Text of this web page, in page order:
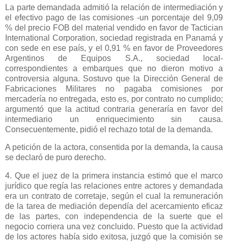
La parte demandada admitió la relación de intermediación y
el efectivo pago de las comisiones -un porcentaje del 9,09
% del precio FOB del material vendido en favor de Tactician
International Corporation, sociedad registrada en Panamá y
con sede en ese país, y el 0,91 % en favor de Proveedores
Argentinos de Equipos S.A., sociedad local-
correspondientes a embarques que no dieron motivo a
controversia alguna. Sostuvo que
la Dirección General
de
Fabricaciones Militares no pagaba comisiones por
mercadería no entregada, esto es, por contrato no cumplido;
argumentó que la actitud contraria generaría en favor del
intermediario un enriquecimiento sin causa.
Consecuentemente, pidió el rechazo total de la demanda.
A petición de la actora, consentida por la demanda, la causa
se declaró de puro derecho.
4. Que el juez de la primera instancia estimó que el marco
jurídico que regía las relaciones entre actores y demandada
era un contrato de corretaje, según el cual la remuneración
de la tarea de mediación dependía del acercamiento eficaz
de las partes, con independencia de la suerte que el
negocio corriera una vez concluido. Puesto que la actividad
de los actores había sido exitosa, juzgó que la comisión se